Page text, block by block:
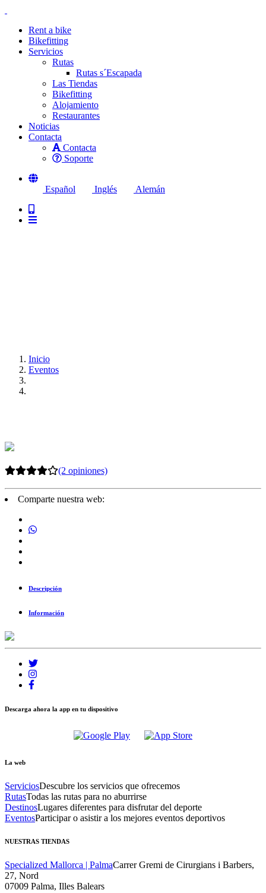
Rent a bike
Bikefitting
Servicios
Rutas
Rutas s´Escapada
Las Tiendas
Bikefitting
Alojamiento
Restaurantes
Noticias
Contacta
Contacta
Soporte
Español Inglés Alemán
Inicio
Eventos
(2 opiniones)
Comparte nuestra web:
Descripción
Información
Descarga ahora la app en tu dispositivo
La web
ServiciosDescubre los servicios que ofrecemos
RutasTodas las rutas para no aburrirse
DestinosLugares diferentes para disfrutar del deporte
EventosParticipar o asistir a los mejores eventos deportivos
NUESTRAS TIENDAS
Specialized Mallorca | PalmaCarrer Gremi de Cirurgians i Barbers,
27, Nord
07009 Palma, Illes Balears